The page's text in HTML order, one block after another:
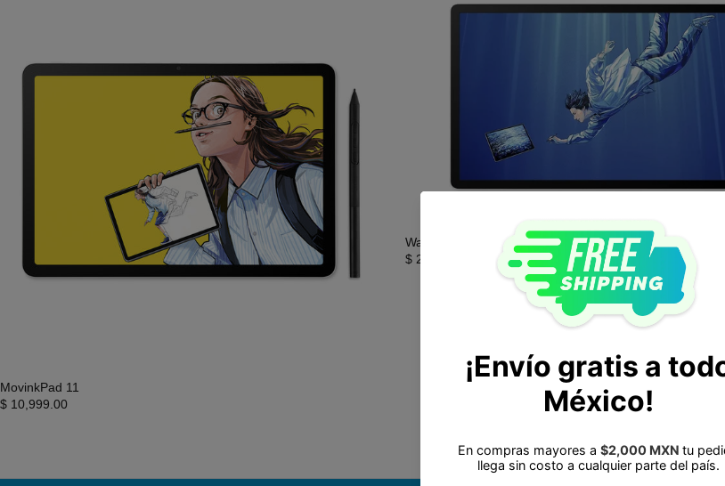
MovinkPad 11
$ 10,999.00
Wacom MovinkPad Pro 14"
$ 23,599.00